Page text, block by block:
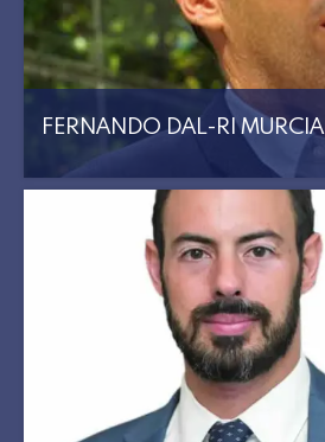
FERNANDO DAL-RI MURCIA